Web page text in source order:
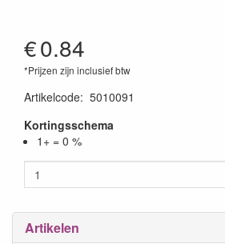
€0.84
*Prijzen zijn inclusief btw
Artikelcode: 5010091
Kortingsschema
1+ = 0 %
Artikelen